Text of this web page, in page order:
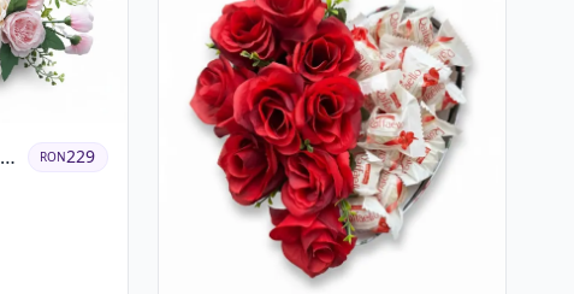
RON229